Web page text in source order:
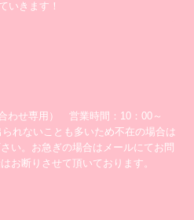
いきます！
わせ専用） 営業時間：10：00～
れないことも多いため不在の場合は
い。お急ぎの場合はメールにてお問
お断りさせて頂いております。